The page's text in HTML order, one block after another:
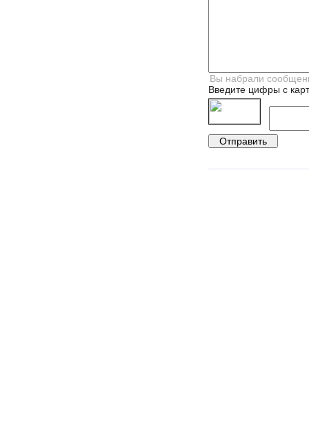
Введите цифры с